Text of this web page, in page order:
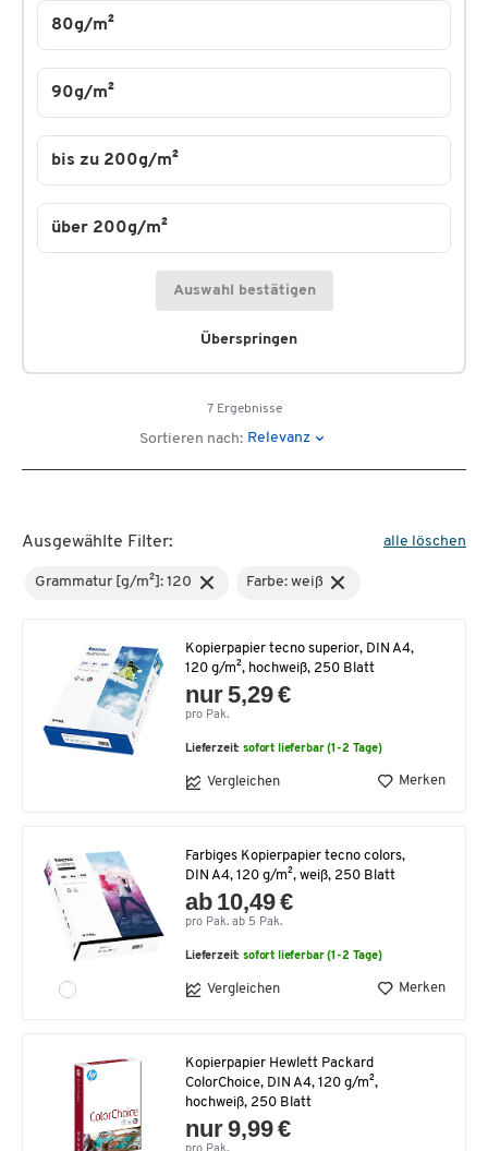
Überspringen
80g/m²
90g/m²
bis zu 200g/m²
über 200g/m²
Auswahl bestätigen
7 Ergebnisse
Sortieren nach: Relevanz
Ausgewählte Filter: alle löschen
Grammatur [g/m²]: 120 Farbe: weiß
Kopierpapier tecno superior, DIN A4,
120 g/m², hochweiß, 250 Blatt
nur 5,29 €
pro Pak.
Lieferzeit:sofort lieferbar (1-2 Tage)
Vergleichen Merken
Farbiges Kopierpapier tecno colors,
DIN A4, 120 g/m², weiß, 250 Blatt
ab 10,49 €
pro Pak. ab 5 Pak.
Lieferzeit:sofort lieferbar (1-2 Tage)
Vergleichen Merken
Kopierpapier Hewlett Packard
ColorChoice, DIN A4, 120 g/m²,
hochweiß, 250 Blatt
nur 9,99 €